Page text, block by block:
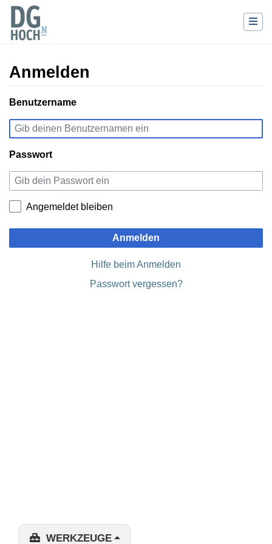
Anmelden
Wechseln zu:Navigation
Benutzername
Passwort
Angemeldet bleiben
Anmelden
Hilfe beim Anmelden
Passwort vergessen?
WERKZEUGE